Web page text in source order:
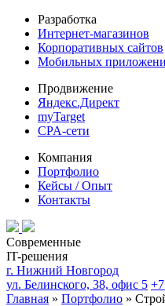
Разработка
Интернет-магазинов
Корпоративных сайтов
Мобильных
Продвижение
Яндекс.Директ
myTarget
CPA-сети
Компания
Портфолио
Кейсы / Опыт
Контакты
Современные
IT-решения
г. Нижний Новгород
ул. Белинского, 38, офис 5
Главная » Портфолио »